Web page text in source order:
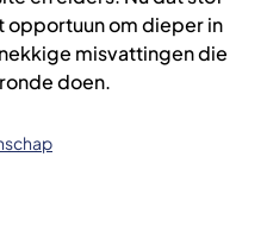
opportuun om dieper in
misvattingen die
doen.